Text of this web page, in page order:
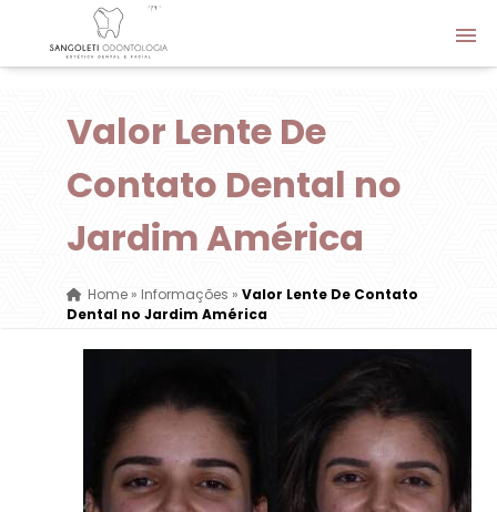
Valor Lente De
Contato Dental no
Jardim América
Home» Informações » Valor Lente De Contato
Dental no Jardim América